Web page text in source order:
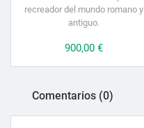
recreador del mundo romano y
antiguo.
Precio
900,00 €
Comentarios (0)